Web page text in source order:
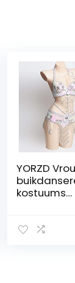
YORZD
kostuums
buik dans